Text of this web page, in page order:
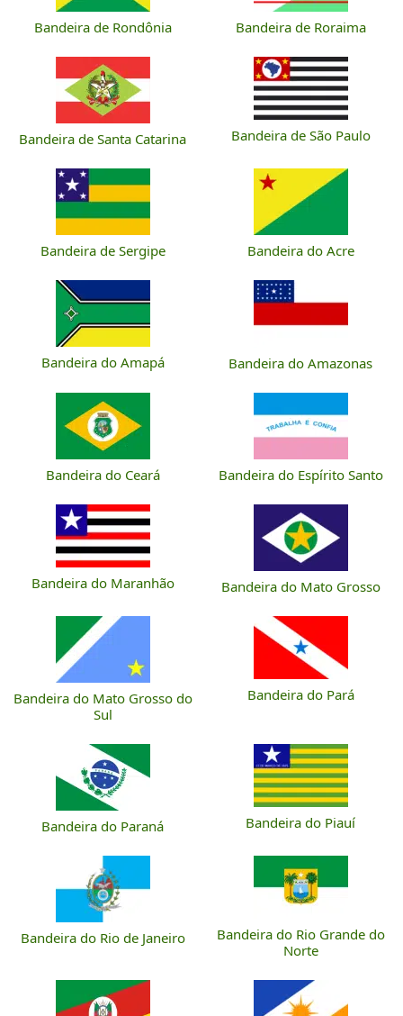
Bandeira de Rondônia Bandeira de Roraima
Bandeira de Santa Catarina Bandeira de São Paulo
Bandeira de Sergipe Bandeira do Acre
Bandeira do Amapá Bandeira do Amazonas
Bandeira do Ceará Bandeira do Espírito Santo
Bandeira do Maranhão Bandeira do Mato Grosso
Bandeira do Mato Grosso do
Sul
Bandeira do Pará
Bandeira do Paraná Bandeira do Piauí
Bandeira do Rio de Janeiro
Bandeira do Rio Grande do
Norte